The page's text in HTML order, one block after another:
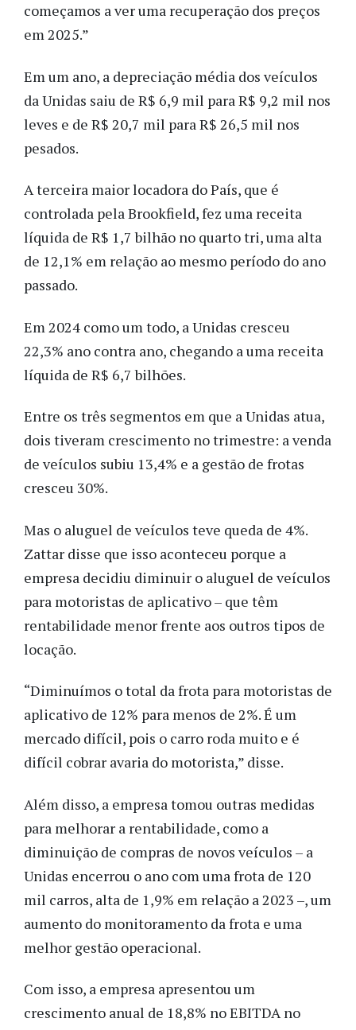
começamos a ver uma recuperação dos preços
em 2025.”
Em um ano, a depreciação média dos veículos
da Unidas saiu de R$ 6,9 mil para R$ 9,2 mil nos
leves e de R$ 20,7 mil para R$ 26,5 mil nos
pesados.
A terceira maior locadora do País, que é
controlada pela Brookfield, fez uma receita
líquida de R$ 1,7 bilhão no quarto tri, uma alta
de 12,1% em relação ao mesmo período do ano
passado.
Em 2024 como um todo, a Unidas cresceu
22,3% ano contra ano, chegando a uma receita
líquida de R$ 6,7 bilhões.
Entre os três segmentos em que a Unidas atua,
dois tiveram crescimento no trimestre: a venda
de veículos subiu 13,4% e a gestão de frotas
cresceu 30%.
Mas o aluguel de veículos teve queda de 4%.
Zattar disse que isso aconteceu porque a
empresa decidiu diminuir o aluguel de veículos
para motoristas de aplicativo – que têm
rentabilidade menor frente aos outros tipos de
locação.
“Diminuímos o total da frota para motoristas de
aplicativo de 12% para menos de 2%. É um
mercado difícil, pois o carro roda muito e é
difícil cobrar avaria do motorista,” disse.
Além disso, a empresa tomou outras medidas
para melhorar a rentabilidade, como a
diminuição de compras de novos veículos – a
Unidas encerrou o ano com uma frota de 120
mil carros, alta de 1,9% em relação a 2023 –, um
aumento do monitoramento da frota e uma
melhor gestão operacional.
Com isso, a empresa apresentou um
crescimento anual de 18,8% no EBITDA no